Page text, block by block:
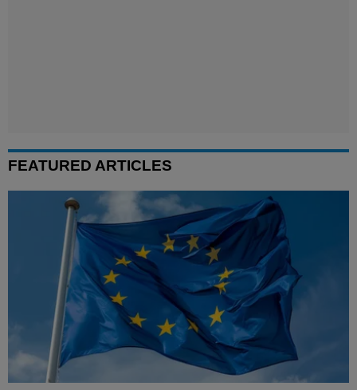
FEATURED ARTICLES